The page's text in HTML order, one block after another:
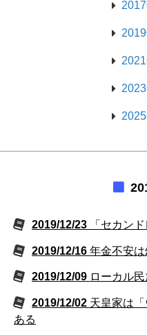
2019/12/23 「セカン
2019/12/16 年金不安
2019/12/09 ローカル
2019/12/02 天皇家は
ある